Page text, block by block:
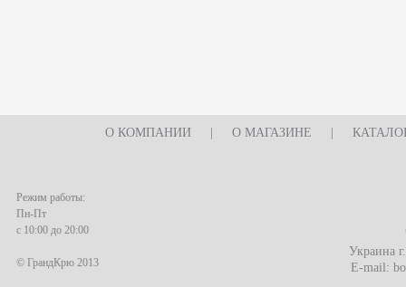
О КОМПАНИИ О МАГАЗИНЕ
Режим работы:
Пн-Пт
с 10:00 до 20:00
© ГрандКрю 2013
Украина
E-mail: